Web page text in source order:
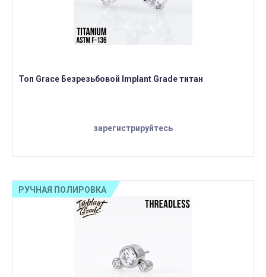
Топ Grace Безрезьбовой Implant Grade титан
зарегистрируйтесь
РУЧНАЯ ПОЛИРОВКА